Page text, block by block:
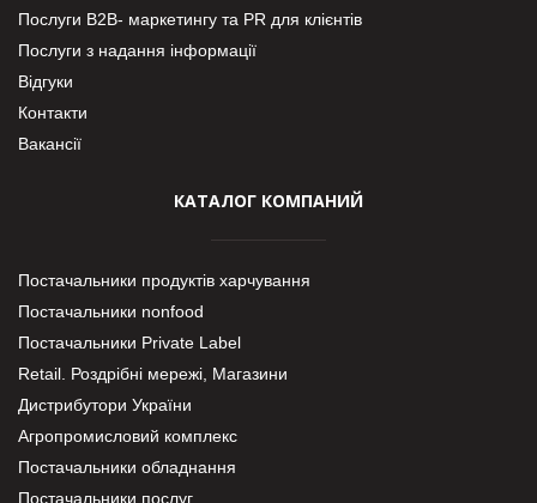
Послуги В2В- маркетингу та PR для клієнтів
Послуги з надання інформації
Відгуки
Контакти
Вакансії
КАТАЛОГ КОМПАНИЙ
Постачальники продуктів харчування
Постачальники nonfood
Постачальники Private Label
Retail. Роздрібні мережі, Магазини
Дистрибутори України
Агропромисловий комплекс
Постачальники обладнання
Постачальники послуг